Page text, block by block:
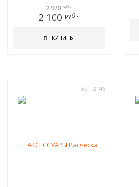
2 970руб.-
2 100 руб.-
КУПИТЬ
Арт. 2146